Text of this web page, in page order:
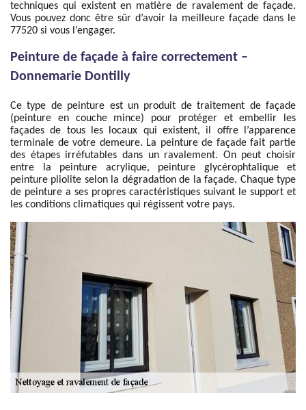
techniques qui existent en matière de ravalement de façade.
Vous pouvez donc être sûr d’avoir la meilleure façade dans le
77520 si vous l’engager.
Peinture de façade à faire correctement –
Donnemarie Dontilly
Ce type de peinture est un produit de traitement de façade
(peinture en couche mince) pour protéger et embellir les
façades de tous les locaux qui existent, il offre l’apparence
terminale de votre demeure. La peinture de façade fait partie
des étapes irréfutables dans un ravalement. On peut choisir
entre la peinture acrylique, peinture glycérophtalique et
peinture pliolite selon la dégradation de la façade. Chaque type
de peinture a ses propres caractéristiques suivant le support et
les conditions climatiques qui régissent votre pays.